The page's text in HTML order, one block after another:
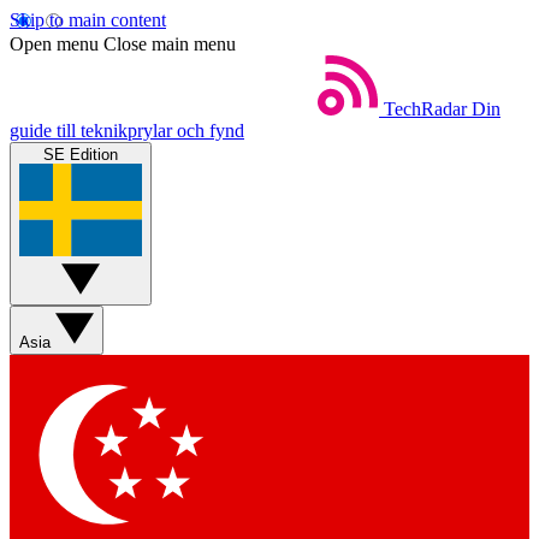
Skip to main content
Open menu Close main menu
TechRadar Din
guide till teknikprylar och fynd
SE Edition
Asia